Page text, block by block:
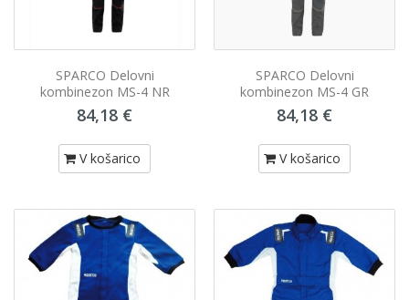
SPARCO Delovni
kombinezon MS-4 NR
84,18 €
V košarico
SPARCO Delovni
kombinezon MS-4 GR
84,18 €
V košarico